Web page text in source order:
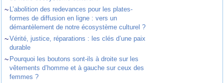
~ L’abolition des redevances pour les plates-
formes de diffusion en ligne : vers un
démantèlement de notre écosystème culturel ?
~Vérité, justice, réparations : les clés d’une paix
durable
~ Pourquoi les boutons sont-ils à droite sur les
vêtements d’homme et à gauche sur ceux des
femmes ?